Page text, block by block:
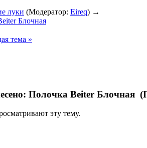
луки (Модератор: Eireq) →
Блочная
тема »
Полочка Beiter Блочная
эту тему.